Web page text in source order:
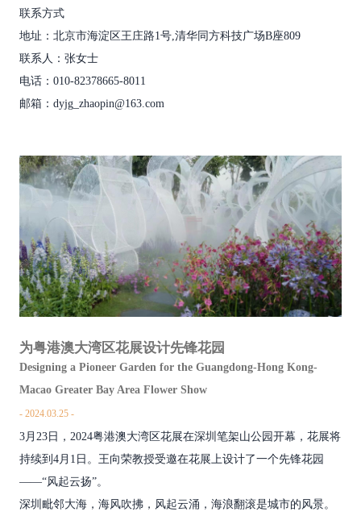
联系方式
地址：北京市海淀区王庄路1号,清华同方科技广场B座809
联系人：张女士
电话：010-82378665-8011
邮箱：dyjg_zhaopin@163.com
为粤港澳大湾区花展设计先锋花园
Designing a Pioneer Garden for the Guangdong-Hong Kong-
Macao Greater Bay Area Flower Show
2024.03.25
3月23日，2024粤港澳大湾区花展在深圳笔架山公园开幕，花展将
持续到4月1日。王向荣教授受邀在花展上设计了一个先锋花园
——“风起云扬”。
深圳毗邻大海，海风吹拂，风起云涌，海浪翻滚是城市的风景。